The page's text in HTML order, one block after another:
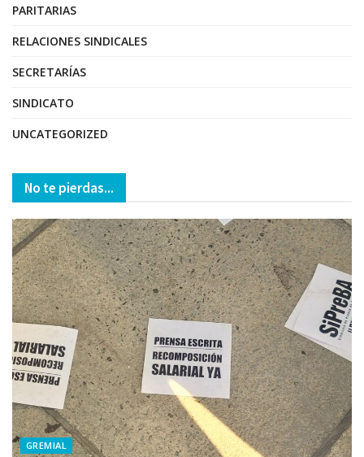
PARITARIAS
RELACIONES SINDICALES
SECRETARÍAS
SINDICATO
UNCATEGORIZED
No te pierdas...
GREMIAL